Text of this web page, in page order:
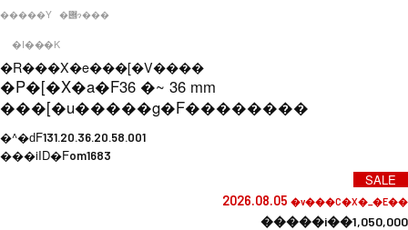
�����Y �݌ɂ���
�I���K
�R���X�e���[�V����
�P�[�X�a�F36 �~ 36 mm
���[�u�����g�F��������
�^�ԁF131.20.36.20.58.001
���iID�Fom1683
SALE
2026.08.05 �v���C�X�_�E��
�����i��1,050,000